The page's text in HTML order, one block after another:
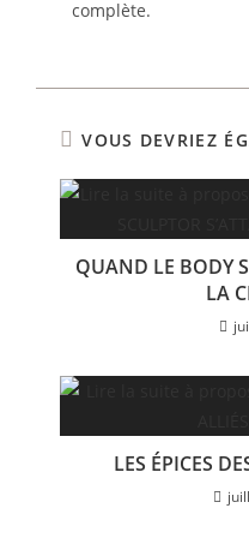
complète.
VOUS DEVRIEZ
QUAND LE BODY
LA
LES ÉPICES